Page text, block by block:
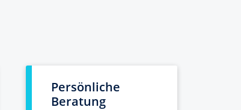
Persönliche
Beratung